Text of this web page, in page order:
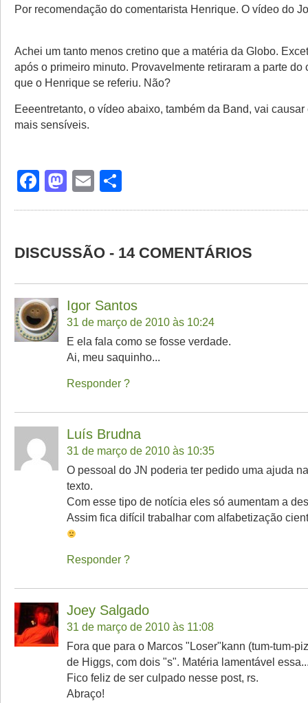
Por recomendação do comentarista Henrique. O vídeo do
Achei um tanto menos cretino que a matéria da Globo.
após o primeiro minuto. Provavelmente retiraram a parte do
que o Henrique se referiu. Não?
Eeeentretanto, o vídeo abaixo, também da Band, vai
mais sensíveis.
Facebook
Mastodon
Email
DISCUSSÃO - 14 COMENTÁRIOS
Igor Santos
31 de março de 2010 às 10:24
E ela fala como se fosse verdade.
Ai, meu saquinho...
Responder
Luís Brudna
31 de março de 2010 às 10:35
O pessoal do JN poderia ter pedido uma ajuda
texto.
Com esse tipo de notícia eles só aumentam a
Assim fica difícil trabalhar com alfabetização
Responder
Joey Salgado
31 de março de 2010 às 11:08
Fora que para o Marcos "Loser"kann (tum-tum-
de Higgs, com dois "s". Matéria lamentável
Fico feliz de ser culpado nesse post, rs.
Abraço!